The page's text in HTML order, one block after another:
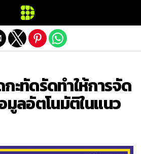
ะทัดรัดทำให้การจัด
มูลอัตโนมัติในแนว
mobile version